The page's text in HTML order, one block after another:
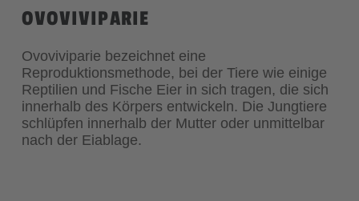
OVOVIVIPARIE
Ovoviviparie bezeichnet eine
Reproduktionsmethode, bei der Tiere wie einige
Reptilien und Fische Eier in sich tragen, die sich
innerhalb des Körpers entwickeln. Die Jungtiere
schlüpfen innerhalb der Mutter oder unmittelbar
nach der Eiablage.